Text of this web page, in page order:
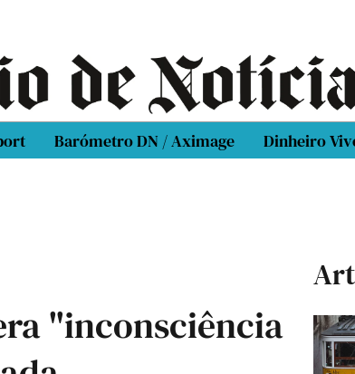
Barómetro DN / Aximage Dinheiro
"inconsciência